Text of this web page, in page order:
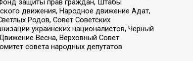
защиты прав граждан, Штабы
движения, Народное движение Адат,
Родов, Совет Советских
украинских националистов, Черный
Весна, Верховный Совет
совета народных депутатов